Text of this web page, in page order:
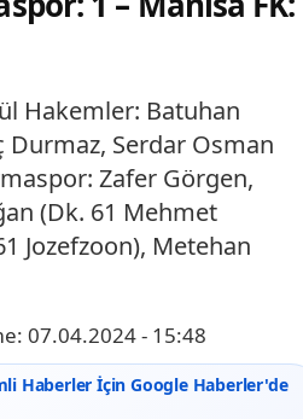
Hakemler: Batuhan
Durmaz, Serdar Osman
Zafer Görgen,
(Dk. 61 Mehmet
Jozefzoon), Metehan
07.04.2024 - 15:48
Haberler İçin Google Haberler'de